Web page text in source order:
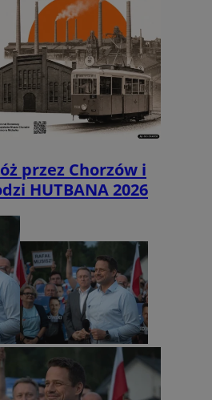
przez Chorzów i
HUTBANA 2026